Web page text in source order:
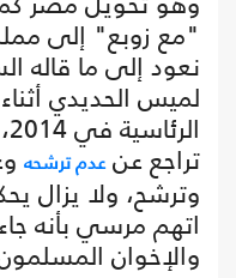
"مع زوبع" إلى
نعود إلى ما
لميس الحديدي
تراجع عنعدم ترشحه
وترشح، ولا يزال
اتهم مرسي بأنه
والإخوان